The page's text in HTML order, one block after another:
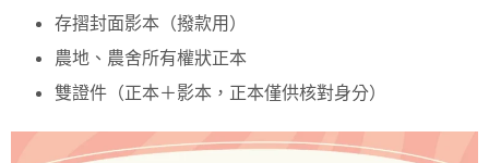
存摺封面影本（撥款用）
農地、農舍所有權狀正本
雙證件（正本＋影本，正本僅供核對身分）